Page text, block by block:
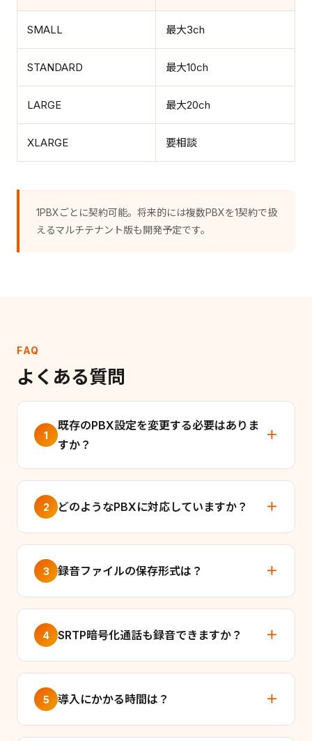
SMALL 最大3ch
STANDARD 最大10ch
LARGE 最大20ch
XLARGE 要相談
1PBXごとに契約可能。将来的には複数PBXを1契約で扱
えるマルチテナント版も開発予定です。
FAQ
よくある質問
1
既存のPBX設定を変更する必要はありま
すか？
2 どのようなPBXに対応していますか？
3 録音ファイルの保存形式は？
4 SRTP暗号化通話も録音できますか？
5 導入にかかる時間は？